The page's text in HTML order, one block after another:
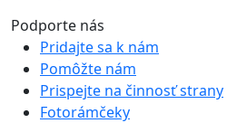
Podporte nás
Pridajte sa k nám
Pomôžte nám
Prispejte na činnosť strany
Fotorámčeky